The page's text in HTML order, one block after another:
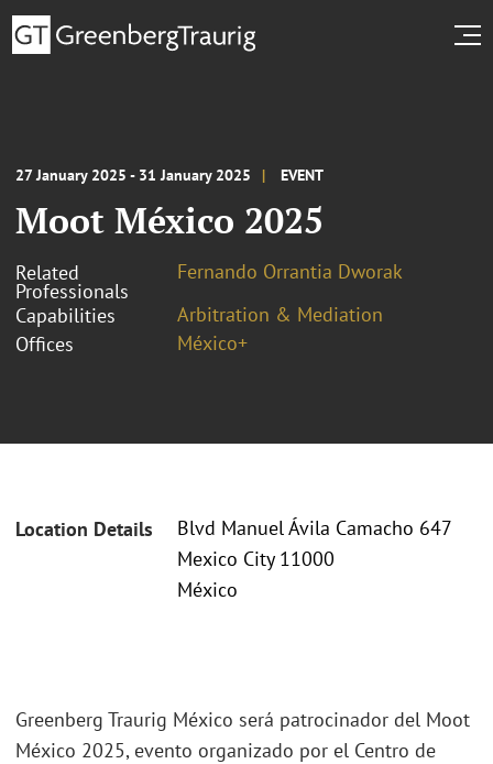
27 January 2025 - 31 January 2025 EVENT
Moot México 2025
Related
Professionals
Fernando Orrantia Dworak
Capabilities
Arbitration & Mediation
Offices
México+
Location Details
Blvd Manuel Ávila Camacho 647
Mexico City 11000
México
Greenberg Traurig México será patrocinador del Moot
México 2025, evento organizado por el Centro de